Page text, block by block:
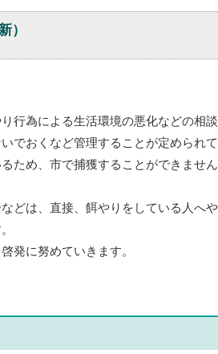
）
為による生活環境の悪化などの相談
おくなど管理することが定められ
ため、市で捕獲することができませ
は、直接、餌やりをしている人へ
発に努めていきます。